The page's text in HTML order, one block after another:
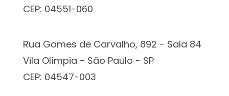
CEP: 04551-060
Rua Gomes de Carvalho, 892 - Sala 84
Vila Olímpia - São Paulo - SP
CEP: 04547-003